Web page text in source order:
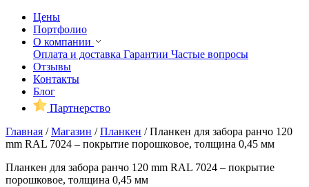
Цены
Портфолио
О компании
Оплата и доставка Гарантии Частые вопросы
Отзывы
Контакты
Блог
Партнерство
Главная /Магазин /Планкен /Планкен для забора ранчо 120
mm RAL 7024 – покрытие порошковое, толщина 0,45 мм
Планкен для забора ранчо 120 mm RAL 7024 – покрытие
порошковое, толщина 0,45 мм